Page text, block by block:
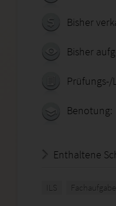
Bisher
Bisher
Prüfungs-/
Benotung:
Enthaltene
ILS Fachaufgabe